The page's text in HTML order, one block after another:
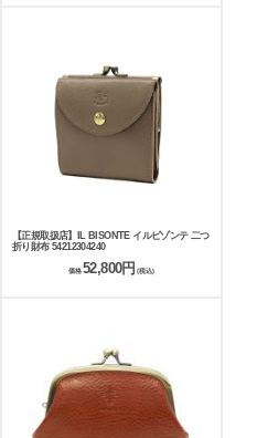
【正規取扱店】IL BISONTE イルビゾンテ 二つ
折り財布 54212304240
価格52,800円 (税込)